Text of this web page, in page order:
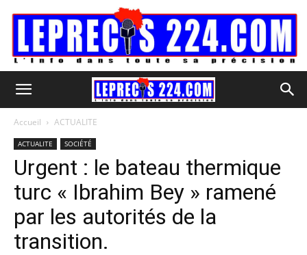
Accueil ACTUALITE
ACTUALITE SOCIÉTÉ
Urgent : le bateau thermique
turc « Ibrahim Bey » ramené
par les autorités de la
transition.